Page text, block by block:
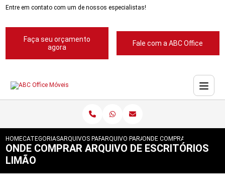
Entre em contato com um de nossos especialistas!
Faça seu orçamento
agora
Fale com a ABC Office
HOMECATEGORIASARQUIVOS PARA ESCRITORIOS
ARQUIVO PARA ESCRITORIOS PASTA
ONDE COMPRAR ARQUIVO
ONDE COMPRAR ARQUIVO DE ESCRITÓRIOS
LIMÃO